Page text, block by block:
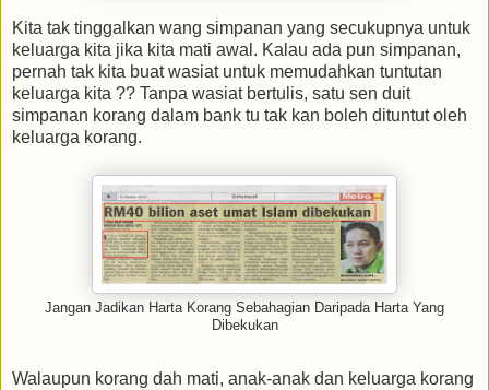
Kita tak tinggalkan wang simpanan yang secukupnya untuk
keluarga kita jika kita mati awal. Kalau ada pun simpanan,
pernah tak kita buat wasiat untuk memudahkan tuntutan
keluarga kita ?? Tanpa wasiat bertulis, satu sen duit
simpanan korang dalam bank tu tak kan boleh dituntut oleh
keluarga korang.
Jangan Jadikan Harta Korang Sebahagian Daripada Harta Yang
Dibekukan
Walaupun korang dah mati, anak-anak dan keluarga korang